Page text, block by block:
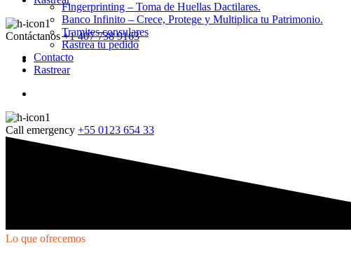
Contáctanos +1 407 738 9163
Fingerprinting – Toma de Huellas Dactilares.
Banco Infinito – Crece, Protege y Multiplica tu Patrimonio.
Tramites consulares
Rastrea tu pedido
Contacto
Rastrear
Call emergency +55 0123 654 33
Lo que ofrecemos